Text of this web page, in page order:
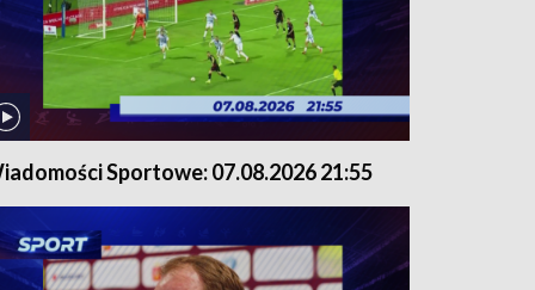
Sportowe: 07.08.2026 21:55